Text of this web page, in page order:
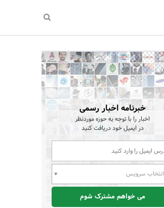
خبرنامه اخبار رسمی
اخبار را با توجه به حوزه موردنظر
در ایمیل خود دریافت کنید
انتخاب سرویس
می خواهم مشترک شوم